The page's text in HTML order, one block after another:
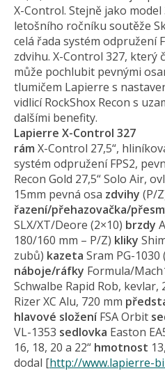
X-Control. Stejně jako
letošního ročníku soutěže
celá řada systém odpružení
zdvihu. X-Control 327, který
může pochlubit pevnými
tlumičem Lapierre s
vidlicí RockShox Recon s
dalšími benefity.
Lapierre X-Control 327
rám X-Control 27,5“,
systém odpružení FPS2,
Recon Gold 27,5“ Solo Air,
15mm pevná osa zdvihy (P/
řazení/přehazo­vačka/
SLX/XT/Deore (2×10) brzdy
180/160 mm – P/Z) kliky
zubů) kazeta Sram PG-1030
náboje/ráfky Formula/
Schwalbe Rapid Rob, kevlar,
Rizer XC Alu, 720 mm
hlavové složeníFSA Orbit
VL-1353 sedlovka Easton
16, 18, 20 a 22“ hmotnost
dodal [http://www.lapierre-